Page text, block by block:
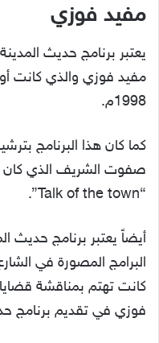
مفيد فوزي
يعتبر برنامج حديث
1998م.
كما كان هذا البرنامج
صفوت الشريف الذي كان
“Talk of the town”.
أيضاً يعتبر برنامج حديث
البرامج المصورة في
كانت تهتم بمناقشة
فوزي في تقديم برنامج